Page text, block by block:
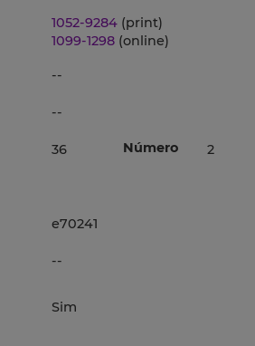
1052-9284 (print)
1099-1298 (online)
--
--
36 Número 2
e70241
--
Sim